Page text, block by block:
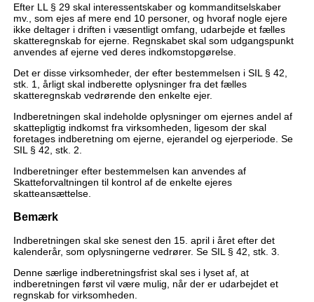
Efter LL § 29 skal interessentskaber og kommanditselskaber
mv., som ejes af mere end 10 personer, og hvoraf nogle ejere
ikke deltager i driften i væsentligt omfang, udarbejde et fælles
skatteregnskab for ejerne. Regnskabet skal som udgangspunkt
anvendes af ejerne ved deres indkomstopgørelse.
Det er disse virksomheder, der efter bestemmelsen i SIL § 42,
stk. 1, årligt skal indberette oplysninger fra det fælles
skatteregnskab vedrørende den enkelte ejer.
Indberetningen skal indeholde oplysninger om ejernes andel af
skattepligtig indkomst fra virksomheden, ligesom der skal
foretages indberetning om ejerne, ejerandel og ejerperiode. Se
SIL § 42, stk. 2.
Indberetninger efter bestemmelsen kan anvendes af
Skatteforvaltningen til kontrol af de enkelte ejeres
skatteansættelse.
Bemærk
Indberetningen skal ske senest den 15. april i året efter det
kalenderår, som oplysningerne vedrører. Se SIL § 42, stk. 3.
Denne særlige indberetningsfrist skal ses i lyset af, at
indberetningen først vil være mulig, når der er udarbejdet et
regnskab for virksomheden.